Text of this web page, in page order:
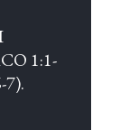
1:1-